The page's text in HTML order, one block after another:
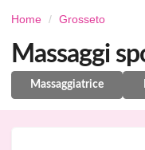
Home Grosseto
Massaggi
Massaggiatrice